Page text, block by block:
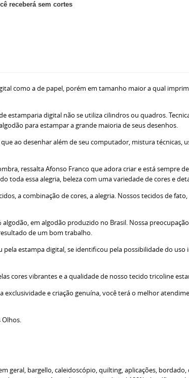
receberá sem cortes
como a de papel, porém em tamanho maior a qual
estamparia digital não se utiliza cilindros ou quadros.
para estampar a grande maioria de seus desenhos.
ao desenhar além de seu computador, mistura técnicas,
ressalta Afonso Franco que adora criar e está sempre
toda essa alegria, beleza com uma variedade de cores e
a combinação de cores, a alegria. Nossos tecidos de
em algodão produzido no Brasil. Nossa
de um bom trabalho.
estampa digital, se identificou pela possibilidade do
cores vibrantes e a qualidade de nosso tecido tricoline
e criação genuína, você terá o melhor
Olhos.
geral, bargello, caleidoscópio, quilting, aplicações,